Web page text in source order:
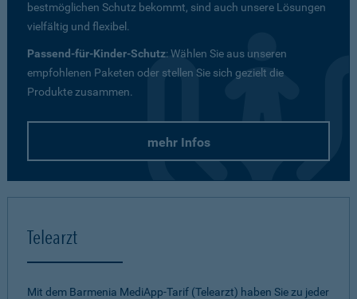
bestmöglichen Schutz bekommt, sind auch unsere Lösungen
vielfältig und flexibel.
Passend-für-Kinder-Schutz: Wählen Sie aus unseren
empfohlenen Paketen oder stellen Sie sich gezielt die
Produkte zusammen.
mehr Infos
Telearzt
Mit dem Barmenia MediApp-Tarif (Telearzt) haben Sie zu jeder